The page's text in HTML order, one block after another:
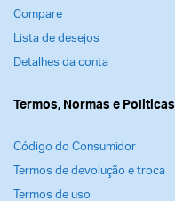
Compare
Lista de desejos
Detalhes da conta
Termos, Normas e Politicas
Código do Consumidor
Termos de devolução e troca
Termos de uso